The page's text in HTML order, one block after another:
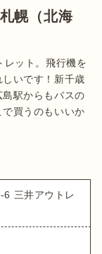
幌（北海
レット。飛行機を
いです！新千歳
駅からもバスの
買うのもいいか
三井アウトレ